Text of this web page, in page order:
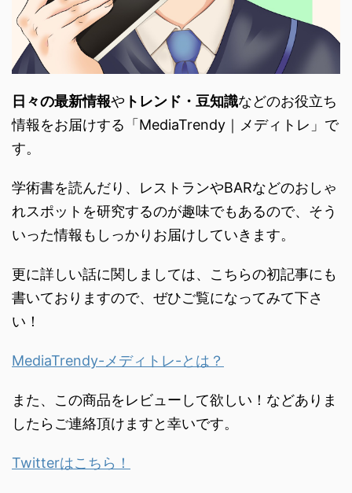
日々の最新情報や トレンド・ 豆知識などのお役立ち
情報をお届けする「 MediaTrendy｜メディトレ」で
す。
学術書を読んだり、 レストランやBARなどのおしゃ
れスポットを研究するのが趣味でもあるので、 そう
いった情報もしっかりお届けしていきます。
更に詳しい話に関しましては、こちらの初記事にも
書いておりますので、ぜひご覧になってみて下さ
い！
MediaTrendy-メディトレ-とは？
また、この商品をレビューして欲しい！などありま
したらご連絡頂けますと幸いです。
Twitterはこちら！